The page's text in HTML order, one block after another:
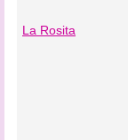
La Rosita